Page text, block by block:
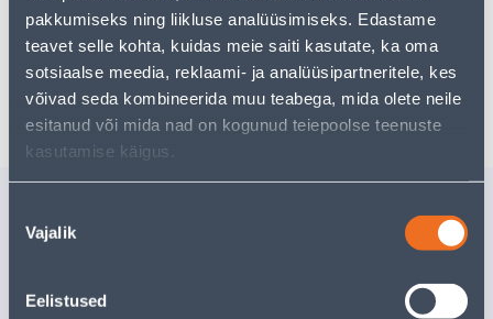
pakkumiseks ning liikluse analüüsimiseks. Edastame
teavet selle kohta, kuidas meie saiti kasutate, ka oma
sotsiaalse meedia, reklaami- ja analüüsipartneritele, kes
võivad seda kombineerida muu teabega, mida olete neile
esitanud või mida nad on kogunud teiepoolse teenuste
kasutamise käigus.
valik
Vajalik
Eelistused
• HANKIJA LAOST TELLITAV TOODE
Tarne pole võimalik
EINHELL